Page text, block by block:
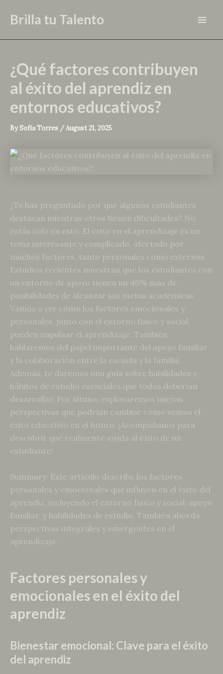
Brilla tu Talento
¿Qué factores contribuyen
al éxito del aprendiz en
entornos educativos?
BySofía Torres /August 21, 2025
¿Te has preguntado por qué algunos estudiantes
destacan mientras otros tienen dificultades? No
estás solo en esto. El éxito en el aprendizaje es un
tema interesante y complicado, afectado por
muchos factores, tanto personales como externos.
Estudios recientes muestran que los estudiantes con
un entorno de apoyo tienen un 40% más de
posibilidades de alcanzar sus metas académicas.
Vamos a ver cómo los factores emocionales y
personales, junto con el entorno físico y social,
pueden impulsar el aprendizaje. También
hablaremos del papel importante del apoyo familiar
y la colaboración entre la escuela y la familia.
Además, te daremos una guía sobre habilidades y
hábitos de estudio esenciales que todos deberían
desarrollar. Por último, exploraremos nuevas
perspectivas que podrían cambiar cómo vemos el
éxito educativo en el futuro. ¡Acompáñanos para
descubrir qué realmente ayuda al éxito de un
estudiante!
Summary: Este artículo describe los factores
personales y emocionales que influyen en el éxito del
aprendiz, incluyendo el entorno físico y social, apoyo
familiar, y habilidades de estudio. También aborda
perspectivas integrales y emergentes en el
aprendizaje.
Factores personales y
emocionales en el éxito del
aprendiz
Bienestar emocional: Clave para el éxito
del aprendiz